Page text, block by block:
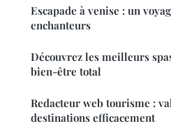
Escapade à venise : un
enchanteurs
Découvrez les meilleurs
bien-être total
Redacteur web tourisme :
destinations efficacement